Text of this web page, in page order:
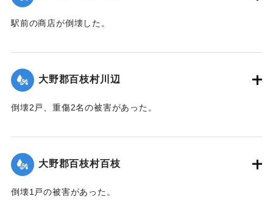
駅前の商店が倒壊した。
｜固有コード:00474068
大野郡百枝村川辺
倒壊2戸、重傷2名の被害があった。
｜固有コード:00474069
大野郡百枝村百枝
倒壊1戸の被害があった。